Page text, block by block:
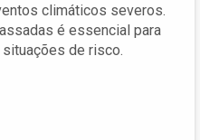
climáticos severos.
é essencial para
de risco.